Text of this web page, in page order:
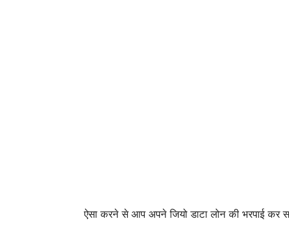
ऐसा करने से आप अपने जियो डाटा लोन की भरपाई कर